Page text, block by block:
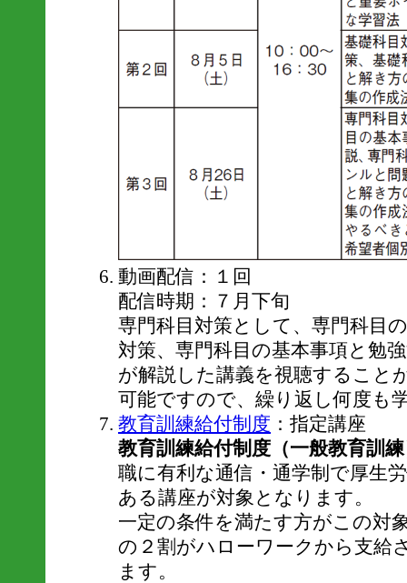
動画配信：１回
配信時期：７月下旬
専門科目対策として、専門科目
対策、専門科目の基本事項と勉
が解説した講義を視聴すること
可能ですので、繰り返し何度も
教育訓練給付制度 ：指定講座
教育訓練給付制度（一般教育訓
職に有利な通信・通学制で厚生
ある講座が対象となります。
一定の条件を満たす方がこの対
の２割がハローワークから支給
ます。